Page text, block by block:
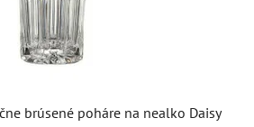
brúsené poháre na nealko Daisy